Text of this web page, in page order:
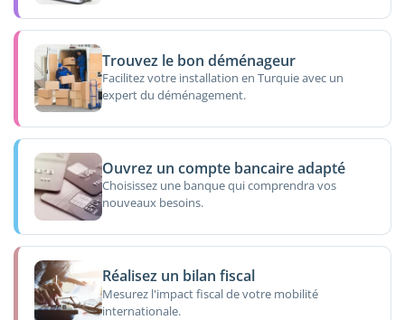
Trouvez le bon déménageur
Facilitez votre installation en Turquie avec un
expert du déménagement.
Ouvrez un compte bancaire adapté
Choisissez une banque qui comprendra vos
nouveaux besoins.
Réalisez un bilan fiscal
Mesurez l'impact fiscal de votre mobilité
internationale.